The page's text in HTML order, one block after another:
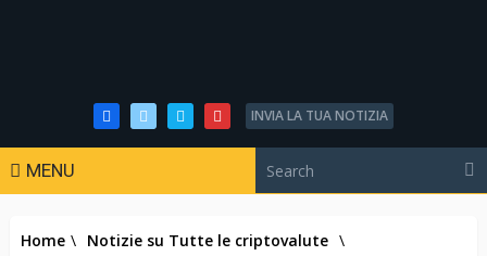
INVIA LA TUA NOTIZIA
MENU
Home \ Notizie su Tutte le criptovalute \